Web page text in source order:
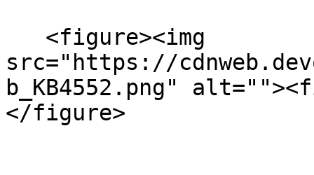
src="https://
b_KB4552.png"
</figure>